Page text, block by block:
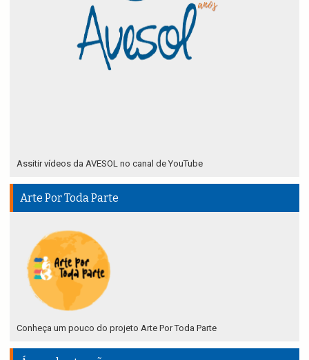
Assitir vídeos da AVESOL no canal de YouTube
Arte Por Toda Parte
Conheça um pouco do projeto Arte Por Toda Parte